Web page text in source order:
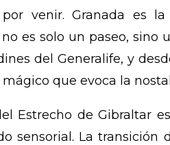
venir. Granada es
es solo un paseo, sino
del Generalife, y
que evoca la
Estrecho de Gibraltar
sensorial. La transición